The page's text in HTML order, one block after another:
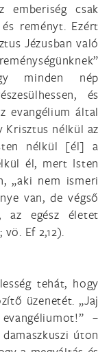
emberiség csak
reményt. Ezért
Jézusban való
minden nép
és
evangélium által
Krisztus nélkül az
nélkül [él] a
él, mert Isten
„aki nem ismeri
van, de végső
az egész életet
Ef 2,12).
tehát, hogy
üzenetét. „Jaj
–
úton